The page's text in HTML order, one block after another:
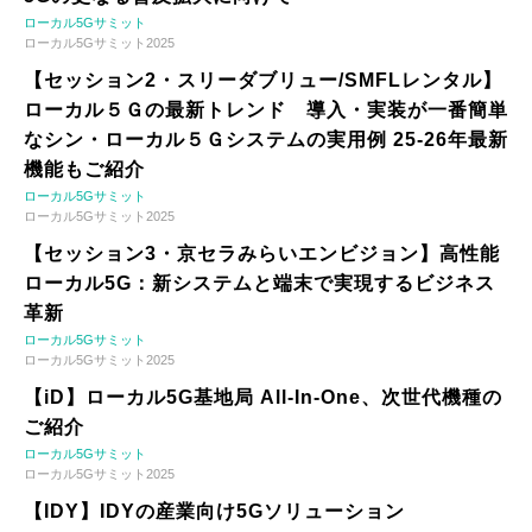
ローカル5Gサミット
ローカル5Gサミット2025
【セッション2・スリーダブリュー/SMFLレンタル】
ローカル５Ｇの最新トレンド 導入・実装が一番簡単
なシン・ローカル５Ｇシステムの実用例 25-26年最新
機能もご紹介
ローカル5Gサミット
ローカル5Gサミット2025
【セッション3・京セラみらいエンビジョン】高性能
ローカル5G：新システムと端末で実現するビジネス
革新
ローカル5Gサミット
ローカル5Gサミット2025
【iD】ローカル5G基地局 All-In-One、次世代機種の
ご紹介
ローカル5Gサミット
ローカル5Gサミット2025
【IDY】IDYの産業向け5Gソリューション